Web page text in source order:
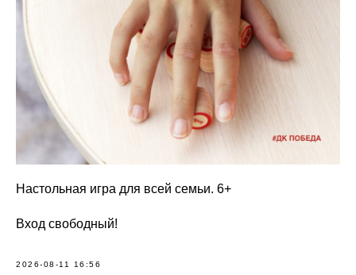
Настольная игра для всей семьи. 6+
Вход свободный!
2026-08-11 16:56